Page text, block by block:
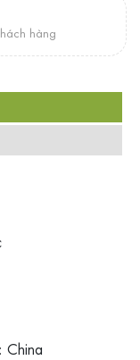
hàng